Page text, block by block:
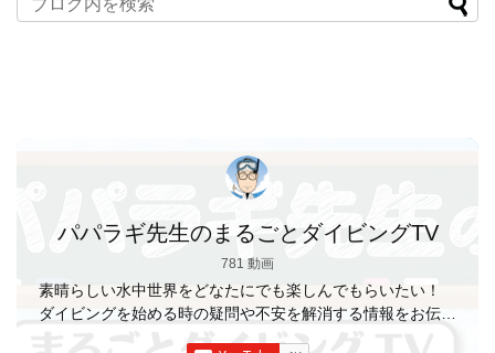
パパラギ先生のまるごとダイビングTV
781 動画
素晴らしい水中世界をどなたにでも楽しんでもらいたい！
ダイビングを始める時の疑問や不安を解消する情報をお伝え